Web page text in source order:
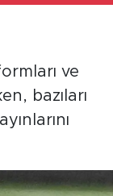
ve
bazıları